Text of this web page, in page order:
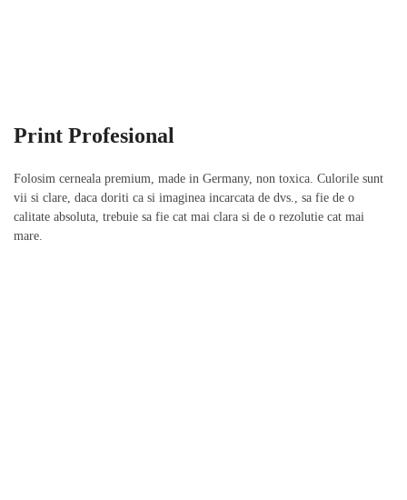
Print Profesional
Folosim cerneala premium, made in Germany, non toxica. Culorile sunt
vii si clare, daca doriti ca si imaginea incarcata de dvs., sa fie de o
calitate absoluta, trebuie sa fie cat mai clara si de o rezolutie cat mai
mare.